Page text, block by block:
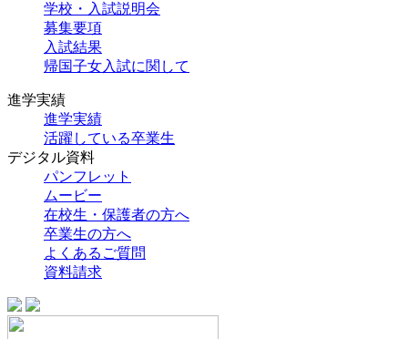
学校・入試説明会
募集要項
入試結果
帰国子女入試に関して
進学実績
進学実績
活躍している卒業生
デジタル資料
パンフレット
ムービー
在校生・保護者の方へ
卒業生の方へ
よくあるご質問
資料請求